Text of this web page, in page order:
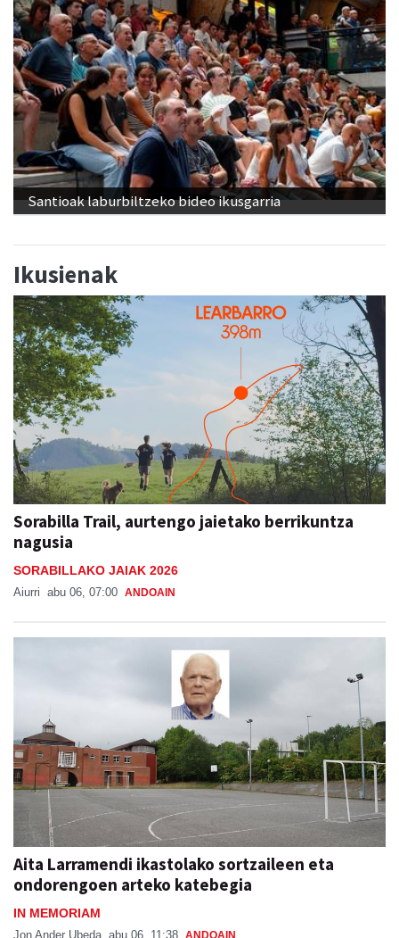
Santioak laburbiltzeko bideo ikusgarria
Ikusienak
Sorabilla Trail, aurtengo jaietako berrikuntza
nagusia
SORABILLAKO JAIAK 2026
Aiurri abu 06, 07:00 ANDOAIN
Aita Larramendi ikastolako sortzaileen eta
ondorengoen arteko katebegia
IN MEMORIAM
Jon Ander Ubeda abu 06, 11:38 ANDOAIN